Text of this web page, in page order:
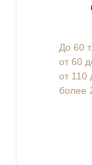
До 60
от 60
от 110
более